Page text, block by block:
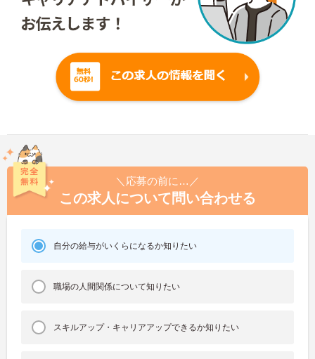
＼応募の前に…／
この求人について問い合わせる
自分の給与がいくらになるか知りたい
職場の人間関係について知りたい
スキルアップ・キャリアアップできるか知りたい